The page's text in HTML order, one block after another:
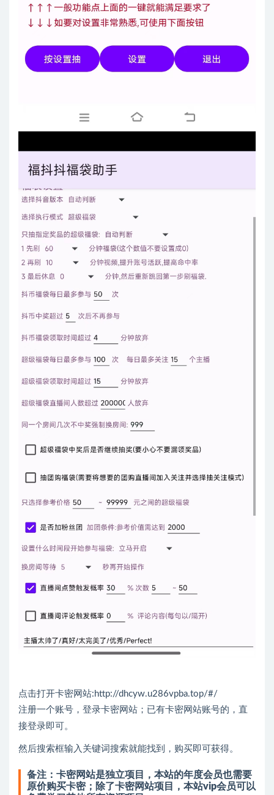
点击打开卡密网站: http://dhcyw.u286vpba.top/#/
注册一个账号，登录卡密网站；已有卡密网站账号的，直
接登录即可。
然后搜索框输入关键词搜索就能找到，购买即可获得。
备注：卡密网站是独立项目，本站的年度会员也需要
原价购买卡密；除了卡密网站项目，本站vip会员可以